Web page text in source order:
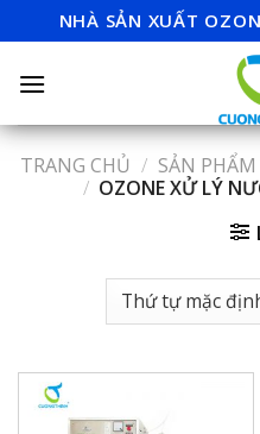
to
content
NHÀ SẢN XUẤT
TRANG CHỦ / SẢN PHẨM
/ OZONE XỬ LÝ